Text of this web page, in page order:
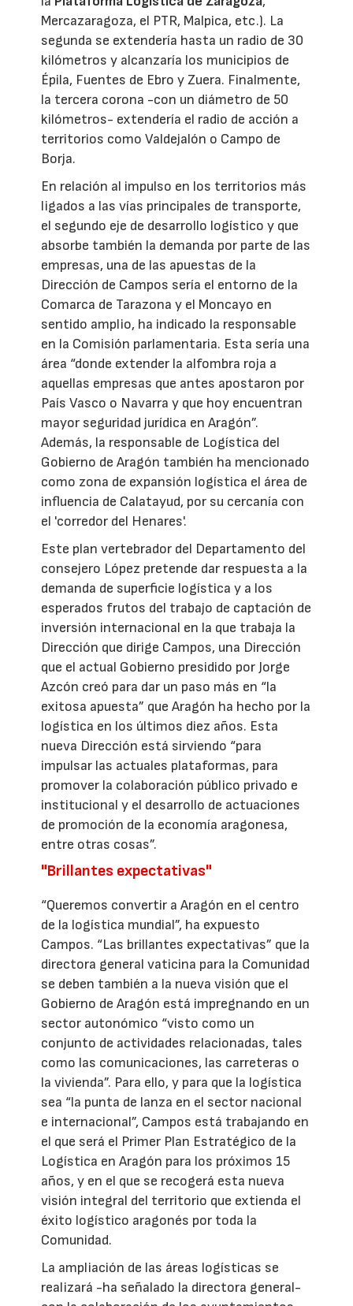
Mercazaragoza, el PTR, Malpica, etc.). La
segunda se extendería hasta un radio de 30
kilómetros y alcanzaría los municipios de
Épila, Fuentes de Ebro y Zuera. Finalmente,
la tercera corona -con un diámetro de 50
kilómetros- extendería el radio de acción a
territorios como Valdejalón o Campo de
Borja.
En relación al impulso en los territorios más
ligados a las vías principales de transporte,
el segundo eje de desarrollo logístico y que
absorbe también la demanda por parte de las
empresas, una de las apuestas de la
Dirección de Campos sería el entorno de la
Comarca de Tarazona y el Moncayo en
sentido amplio, ha indicado la responsable
en la Comisión parlamentaria. Esta sería una
área “donde extender la alfombra roja a
aquellas empresas que antes apostaron por
País Vasco o Navarra y que hoy encuentran
mayor seguridad jurídica en Aragón”.
Además, la responsable de Logística del
Gobierno de Aragón también ha mencionado
como zona de expansión logística el área de
influencia de Calatayud, por su cercanía con
el 'corredor del Henares'.
Este plan vertebrador del Departamento del
consejero López pretende dar respuesta a la
demanda de superficie logística y a los
esperados frutos del trabajo de captación de
inversión internacional en la que trabaja la
Dirección que dirige Campos, una Dirección
que el actual Gobierno presidido por Jorge
Azcón creó para dar un paso más en “la
exitosa apuesta” que Aragón ha hecho por la
logística en los últimos diez años. Esta
nueva Dirección está sirviendo “para
impulsar las actuales plataformas, para
promover la colaboración público privado e
institucional y el desarrollo de actuaciones
de promoción de la economía aragonesa,
entre otras cosas”.
"Brillantes expectativas"
“Queremos convertir a Aragón en el centro
de la logística mundial”, ha expuesto
Campos. “Las brillantes expectativas” que la
directora general vaticina para la Comunidad
se deben también a la nueva visión que el
Gobierno de Aragón está impregnando en un
sector autonómico “visto como un
conjunto de actividades relacionadas, tales
como las comunicaciones, las carreteras o
la vivienda”. Para ello, y para que la logística
sea “la punta de lanza en el sector nacional
e internacional”, Campos está trabajando en
el que será el Primer Plan Estratégico de la
Logística en Aragón para los próximos 15
años, y en el que se recogerá esta nueva
visión integral del territorio que extienda el
éxito logístico aragonés por toda la
Comunidad.
La ampliación de las áreas logísticas se
realizará -ha señalado la directora general-